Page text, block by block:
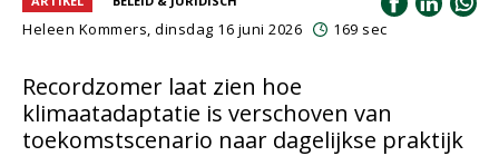
Heleen Kommers, dinsdag 16 juni 2026 169 sec
Recordzomer laat zien hoe
klimaatadaptatie is verschoven van
toekomstscenario naar dagelijkse praktijk